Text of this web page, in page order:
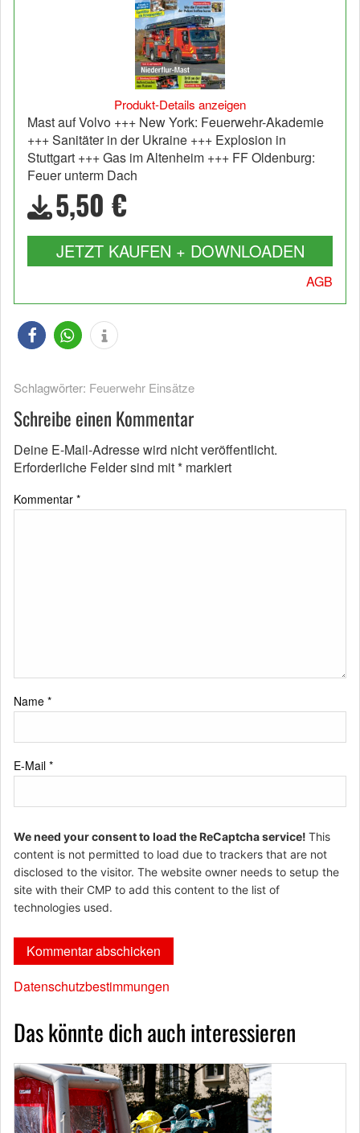
Produkt-Details anzeigen
Mast auf Volvo +++ New York: Feuerwehr-Akademie
+++ Sanitäter in der Ukraine +++ Explosion in
Stuttgart +++ Gas im Altenheim +++ FF Oldenburg:
Feuer unterm Dach
5,50 €
JETZT KAUFEN + DOWNLOADEN
AGB
Schlagwörter: Feuerwehr Einsätze
Schreibe einen Kommentar
Deine E-Mail-Adresse wird nicht veröffentlicht.
Erforderliche Felder sind mit* markiert
Kommentar *
Name *
E-Mail *
We need your consent to load the ReCaptcha service! This
content is not permitted to load due to trackers that are not
disclosed to the visitor. The website owner needs to setup the
site with their CMP to add this content to the list of
technologies used.
Datenschutzbestimmungen
Das könnte dich auch interessieren